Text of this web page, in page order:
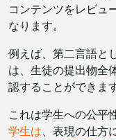
コンテンツをレビュ
なります。
例えば、第二言語と
は、生徒の提出物全
認することができます
これは学生への公平
学生は、表現の仕方